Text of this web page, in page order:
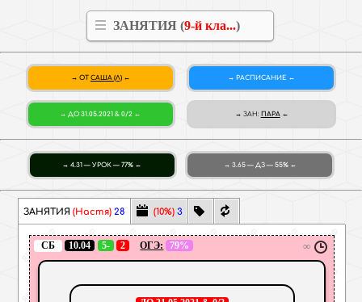
ЗАНЯТИЯ (9-й кла...)
ОТ САША (Л) РАСПИСАНИЕ
ДО 31.05.2021 & 0/2 ЗАН: ПАРА
4.31 — УРОК — 77% 3.65 — ДЗ — 55%
ЗАНЯТИЯ(Настя) 28 (10%) 3
∞
СБ 10.04 5- 2 ОГЭ: 79%